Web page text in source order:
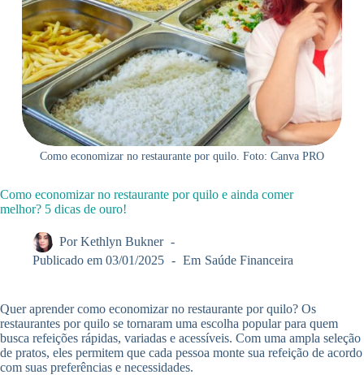
Como economizar no restaurante por quilo. Foto: Canva PRO
Como economizar no restaurante por quilo e ainda comer
melhor? 5 dicas de ouro!
Por Kethlyn Bukner
Publicado em 03/01/2025 Em Saúde Financeira
Quer aprender como economizar no restaurante por quilo? Os
restaurantes por quilo se tornaram uma escolha popular para quem
busca refeições rápidas, variadas e acessíveis. Com uma ampla seleção
de pratos, eles permitem que cada pessoa monte sua refeição de acordo
com suas preferências e necessidades.